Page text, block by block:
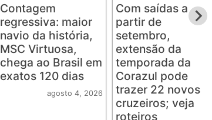
Contagem
regressiva: maior
navio da história,
MSC Virtuosa,
chega ao Brasil em
exatos 120 dias
agosto 4, 2026
Com saídas a
partir de
setembro,
extensão da
temporada da
Corazul pode
trazer 22 novos
cruzeiros; veja
roteiros